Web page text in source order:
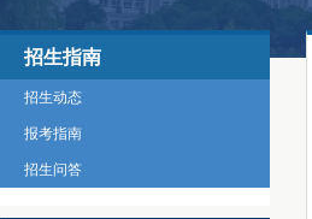
招生指南
招生动态
报考指南
招生问答